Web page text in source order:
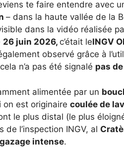
te faire entendre avec
– dans la haute vallée de la
dans la vidéo réalisée
26 juin 2026, c’était leINGV
observé grâce à
n’a pas été signalé pas
alimentée par un
on est originaire coulée de
le plus distal (le plus
de l’inspection INGV, al
intense.